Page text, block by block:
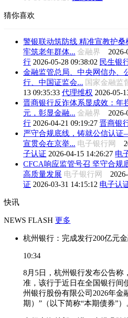
猜你喜欢
警银联动筑防线 精准宣教护
牢筑老年群体... 金融界 2026-
行 2026-05-28 09:38:02 民生银
金融监管总局、中央网信办、
行、中国证监会... 国家金融
13 09:35:33 代理维权 2026-05-
晋商银行反诈体系显成效：年
元，彰显金融... 金融界 2026-
行 2026-04-21 09:19:27 晋商银
严守合规底线，铸就公信认
宣贯会在京举... 电子银行网
子认证 2026-04-15 14:26:27 电
CFCA响应监管号召 坚守合规
高质量发展 电子银行网
证 2026-03-31 14:15:12 电子认
快讯
NEWS FLASH 更多
杭州银行：完成发行200亿元
10:34
8月5日，杭州银行发布公告称
准，该行于近日在全国银行间
州银行股份有限公司2026年金
期）”（以下简称“本期债券”）